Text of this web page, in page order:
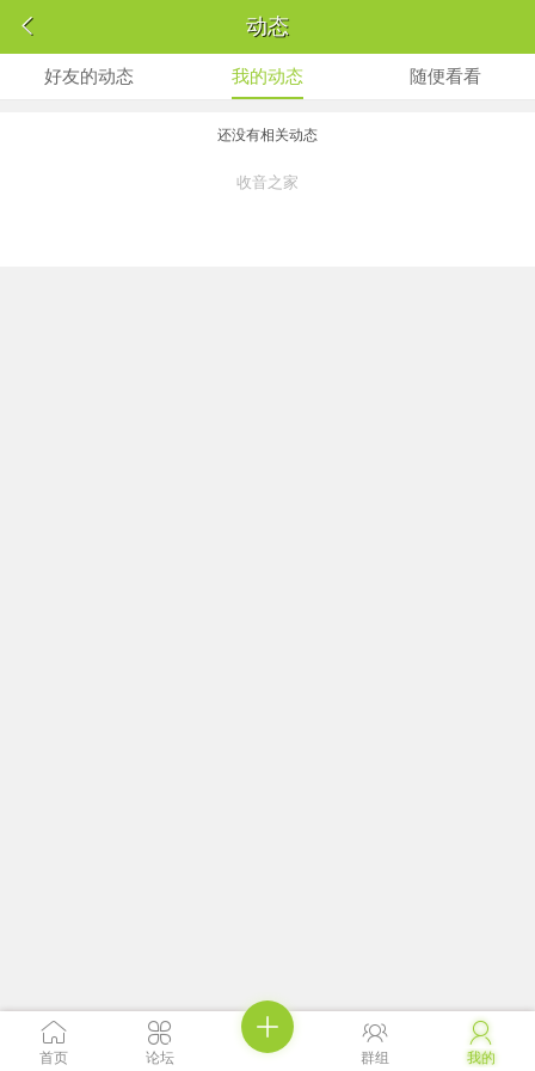

首页

论坛
 
群组

我的
 动态
好友的动态 我的动态 随便看看
还没有相关动态
收音之家